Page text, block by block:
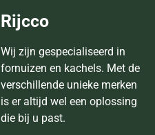
Rijcco
Wij zijn gespecialiseerd in
fornuizen en kachels. Met de
verschillende unieke merken
is er altijd wel een oplossing
die bij u past.